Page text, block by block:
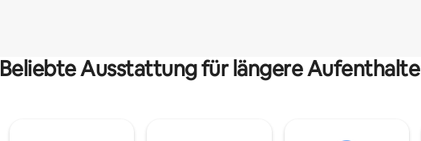
Beliebte Ausstattung für längere Aufenthalte